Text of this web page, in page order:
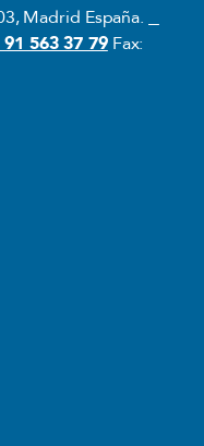
Madrid España.
563 37 79Fax: